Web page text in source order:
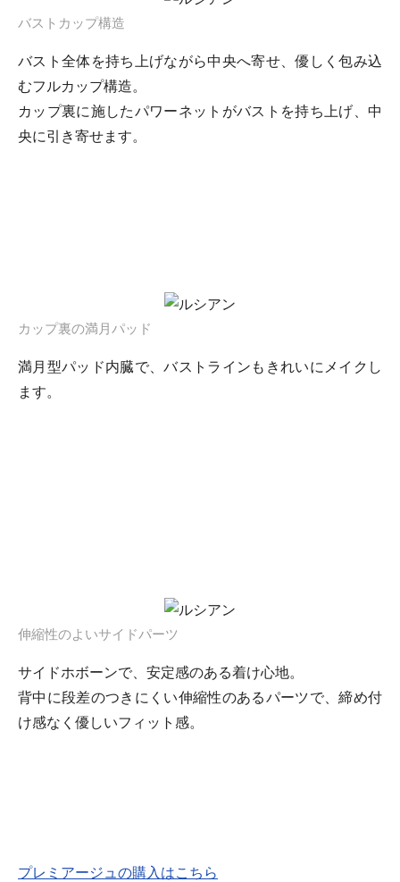
バストカップ構造
バスト全体を持ち上げながら中央へ寄せ、優しく包み込
むフルカップ構造。
カップ裏に施したパワーネットがバストを持ち上げ、中
央に引き寄せます。
カップ裏の満月パッド
満月型パッド内臓で、バストラインもきれいにメイクし
ます。
伸縮性のよいサイドパーツ
サイドホボーンで、安定感のある着け心地。
背中に段差のつきにくい伸縮性のあるパーツで、締め付
け感なく優しいフィット感。
プレミアージュの購入はこちら